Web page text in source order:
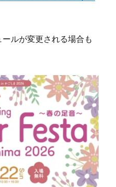
ルが変更される場合も